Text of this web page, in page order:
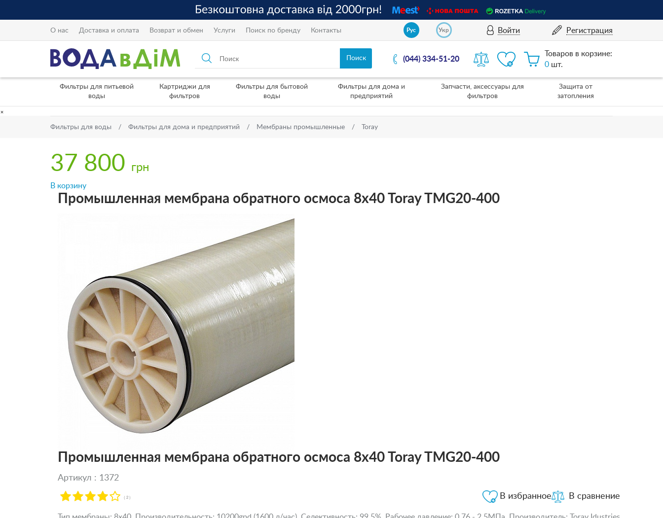
О нас Доставка и оплата Возврат и обмен Услуги Поиск по бренду Контакты Рус Укр Войти Регистрация
(044) 334-51-20
Товаров в корзине:
0 шт.
Фильтры для питьевой
воды
Картриджи для
фильтров
Фильтры для бытовой
воды
Фильтры для дома и
предприятий
Запчасти, аксессуары для
фильтров
Защита от
затопления
×
Фильтры для воды Фильтры для дома и предприятий Мембраны промышленные Toray
37 800 грн
В корзину
Промышленная мембрана обратного осмоса 8x40 Toray TMG20-400
Промышленная мембрана обратного осмоса 8x40 Toray TMG20-400
Артикул : 1372
( 2 ) В сравнение
В избранное